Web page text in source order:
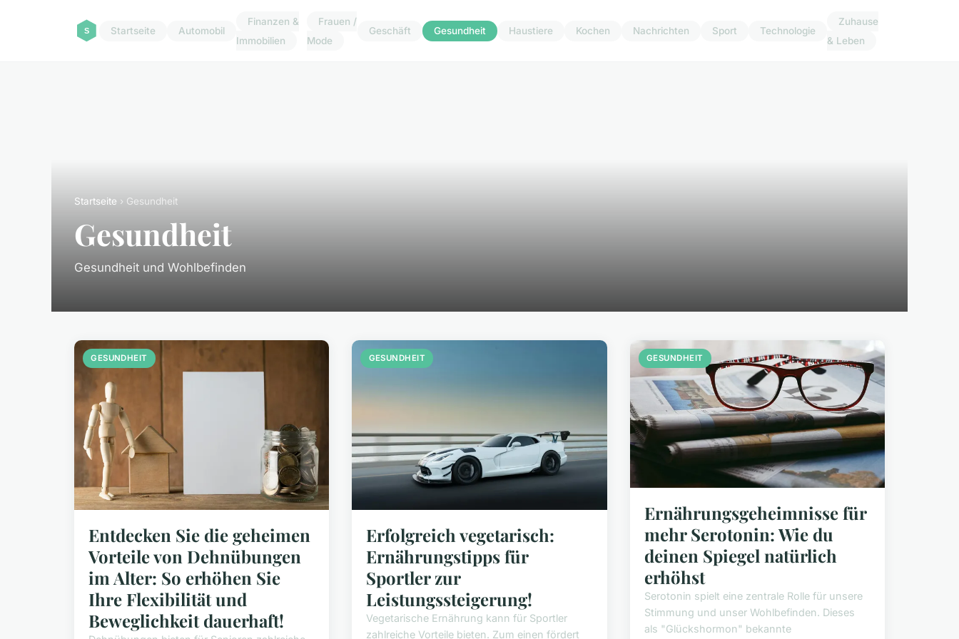
Startseite Automobil
Finanzen &
Immobilien
Frauen /
Mode
Geschäft Gesundheit Haustiere Kochen Nachrichten Sport Technologie
Zuhause
& Leben
Startseite › Gesundheit
Gesundheit
Gesundheit und Wohlbefinden
GESUNDHEIT
Entdecken Sie die geheimen
Vorteile von Dehnübungen
im Alter: So erhöhen Sie
Ihre Flexibilität und
Beweglichkeit dauerhaft!
GESUNDHEIT
Erfolgreich vegetarisch:
Ernährungstipps für
Sportler zur
Leistungssteigerung!
Vegetarische Ernährung kann für Sportler
zahlreiche Vorteile bieten. Zum einen fördert
GESUNDHEIT
Ernährungsgeheimnisse für
mehr Serotonin: Wie du
deinen Spiegel natürlich
erhöhst
Serotonin spielt eine zentrale Rolle für unsere
Stimmung und unser Wohlbefinden. Dieses
als "Glückshormon" bekannte